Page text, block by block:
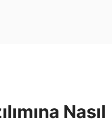
Nasıl